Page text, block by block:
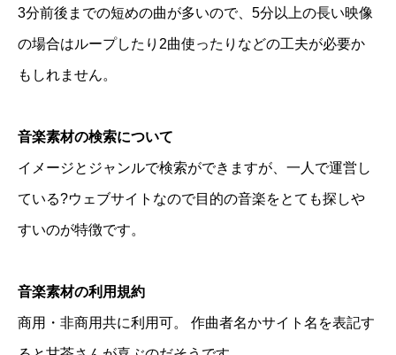
3分前後までの短めの曲が多いので、5分以上の長い映像
の場合はループしたり2曲使ったりなどの工夫が必要か
もしれません。
音楽素材の検索について
イメージとジャンルで検索ができますが、一人で運営し
ている?ウェブサイトなので目的の音楽をとても探しや
すいのが特徴です。
音楽素材の利用規約
商用・非商用共に利用可。 作曲者名かサイト名を表記す